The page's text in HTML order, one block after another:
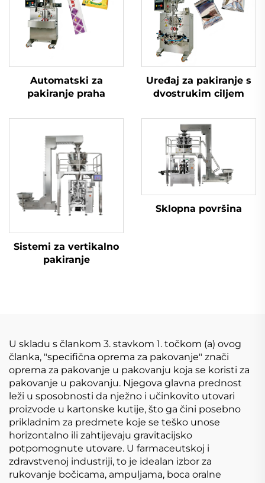
Automatski za
pakiranje praha
Uređaj za pakiranje s
dvostrukim ciljem
Sistemi za vertikalno
pakiranje
Sklopna površina
U skladu s člankom 3. stavkom 1. točkom (a) ovog
članka, "specifična oprema za pakovanje" znači
oprema za pakovanje u pakovanju koja se koristi za
pakovanje u pakovanju. Njegova glavna prednost
leži u sposobnosti da nježno i učinkovito utovari
proizvode u kartonske kutije, što ga čini posebno
prikladnim za predmete koje se teško unose
horizontalno ili zahtijevaju gravitacijsko
potpomognute utovare. U farmaceutskoj i
zdravstvenoj industriji, to je idealan izbor za
rukovanje bočicama, ampuljama, boca oralne